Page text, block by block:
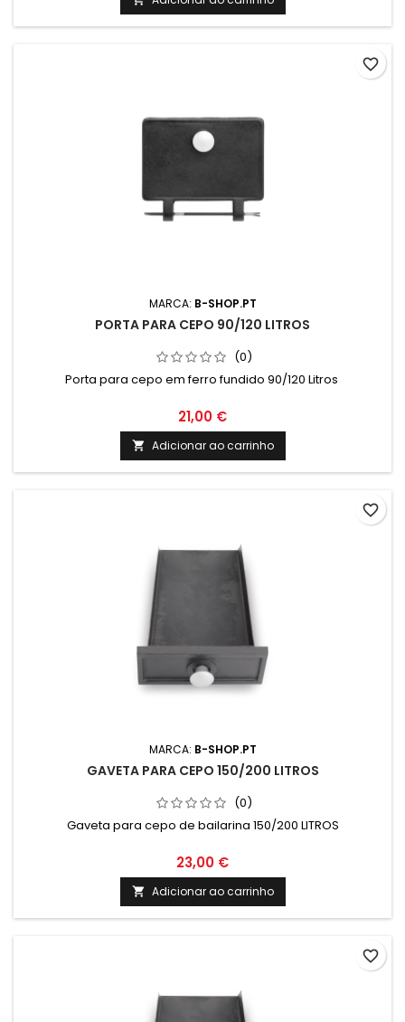
MARCA: B-SHOP.PT
PORTA PARA CEPO 90/120 LITROS
(0)
Porta para cepo em ferro fundido 90/120 Litros
21,00 €
 Adicionar ao carrinho
favorite_border
MARCA: B-SHOP.PT
GAVETA PARA CEPO 150/200 LITROS
(0)
Gaveta para cepo de bailarina 150/200 LITROS
23,00 €
 Adicionar ao carrinho
favorite_border
favorite_border